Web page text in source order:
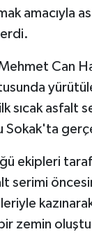
amacıyla
Can
sıcak asfalt
Sokak'ta
ekipleri
serimi
zemin